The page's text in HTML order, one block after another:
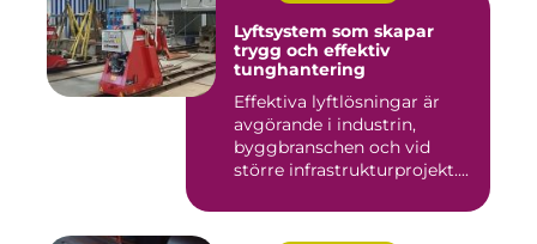
Lyftsystem som skapar
trygg och effektiv
tunghantering
Effektiva lyftlösningar är
avgörande i industrin,
byggbranschen och vid
större infrastrukturprojekt....